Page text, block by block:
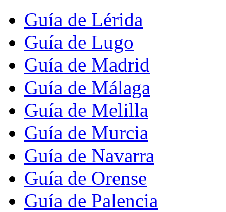
Guía de Lérida
Guía de Lugo
Guía de Madrid
Guía de Málaga
Guía de Melilla
Guía de Murcia
Guía de Navarra
Guía de Orense
Guía de Palencia